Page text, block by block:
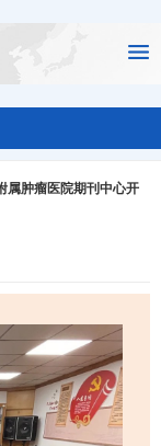
属肿瘤医院期刊中心开